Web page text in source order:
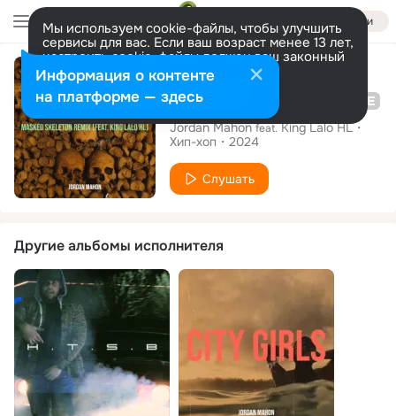
Войти
Мы используем cookie-файлы, чтобы улучшить
сервисы для вас. Если ваш возраст менее 13 лет,
настроить cookie-файлы должен ваш законный
представитель. Больше информации
Разрешить все Настроить
Сингл
Jordan Mahon feat. King Lalo HL
Хип-хоп
2024
Слушать
Другие альбомы исполнителя
Информация о контенте
на платформе — здесь